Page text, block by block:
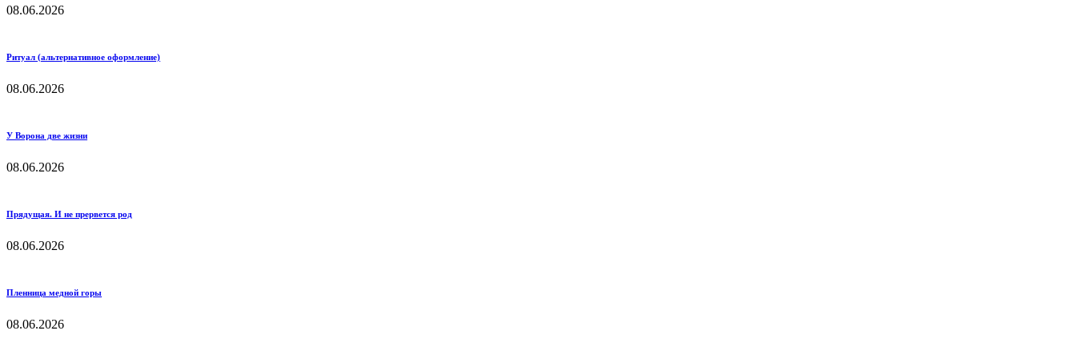
08.06.2026
Ритуал (альтернативное оформление)
08.06.2026
У Ворона две жизни
08.06.2026
Прядущая. И не прервется род
08.06.2026
Пленница медной горы
08.06.2026